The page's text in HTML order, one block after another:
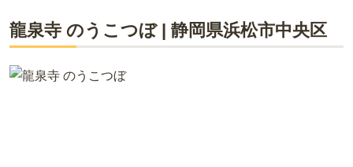
浜松東霊園は、浜松市東区に位置し、東名浜松インターから車
で約5分の便利な立地です。宗教不問でどなたでも安心して利
龍泉寺 のうこつぼ| 静岡県浜松市中央区